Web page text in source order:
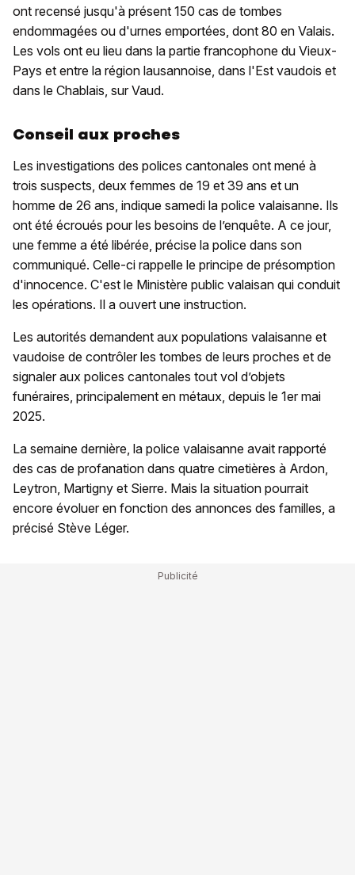
ont recensé jusqu'à présent 150 cas de tombes
endommagées ou d'urnes emportées, dont 80 en Valais.
Les vols ont eu lieu dans la partie francophone du Vieux-
Pays et entre la région lausannoise, dans l'Est vaudois et
dans le Chablais, sur Vaud.
Conseil aux proches
Les investigations des polices cantonales ont mené à
trois suspects, deux femmes de 19 et 39 ans et un
homme de 26 ans, indique samedi la police valaisanne. Ils
ont été écroués pour les besoins de l’enquête. A ce jour,
une femme a été libérée, précise la police dans son
communiqué. Celle-ci rappelle le principe de présomption
d'innocence. C'est le Ministère public valaisan qui conduit
les opérations. Il a ouvert une instruction.
Les autorités demandent aux populations valaisanne et
vaudoise de contrôler les tombes de leurs proches et de
signaler aux polices cantonales tout vol d’objets
funéraires, principalement en métaux, depuis le 1er mai
2025.
La semaine dernière, la police valaisanne avait rapporté
des cas de profanation dans quatre cimetières à Ardon,
Leytron, Martigny et Sierre. Mais la situation pourrait
encore évoluer en fonction des annonces des familles, a
précisé Stève Léger.